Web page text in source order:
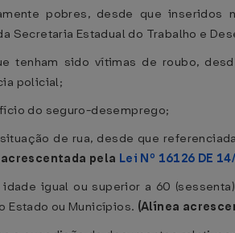
pobres, desde que inseridos
Secretaria Estadual do Trabalho e
tenham sido vítimas de roubo,
policial;
do seguro-desemprego;
de rua, desde que
pela Lei Nº 16126 DE
igual ou superior a 60
Estado ou Municípios. (Alínea